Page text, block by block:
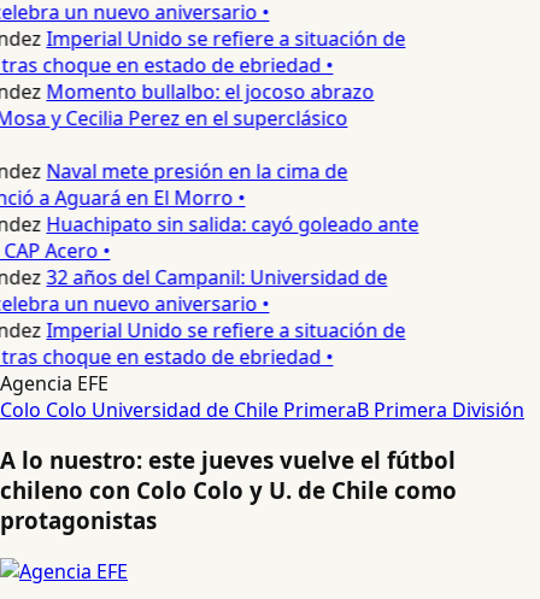
un nuevo aniversario •
Imperial Unido se refiere a situación de
choque en estado de ebriedad •
Momento bullalbo: el jocoso abrazo
y Cecilia Perez en el superclásico
Naval mete presión en la cima de
a Aguará en El Morro •
Huachipato sin salida: cayó goleado ante
Acero •
32 años del Campanil: Universidad de
un nuevo aniversario •
Imperial Unido se refiere a situación de
choque en estado de ebriedad •
Agencia EFE
Colo Colo Universidad de Chile PrimeraB Primera División
A lo nuestro: este jueves vuelve el fútbol
chileno con Colo Colo y U. de Chile como
protagonistas